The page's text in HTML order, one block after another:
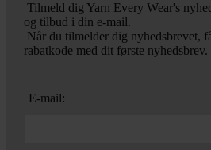
Tilmeld dig Yarn Every Wear's
og tilbud i din e-mail.
Når du tilmelder dig nyhedsbrevet,
rabatkode med dit første nyhedsbrev.
E-mail: